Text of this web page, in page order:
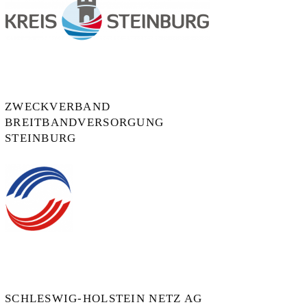
ZWECKVERBAND
BREITBANDVERSORGUNG
STEINBURG
SCHLESWIG-HOLSTEIN NETZ AG